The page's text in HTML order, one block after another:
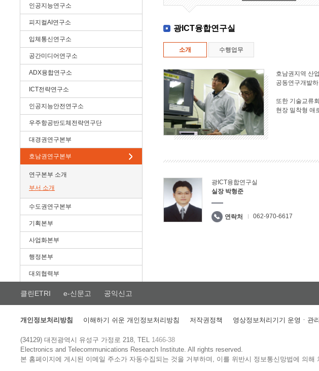
인공지능연구소
피지컬AI연구소
입체통신연구소
공간미디어연구소
ADX융합연구소
ICT전략연구소
인공지능안전연구소
우주항공반도체전략연구단
대경권연구본부
호남권연구본부
연구본부 소개
부서 소개
수도권연구본부
기획본부
사업화본부
행정본부
대외협력부
광ICT융합연구실
소개 수행업무
호남권지역 산
공동연구개발
또한 기술교류
현장 밀착형 애
광ICT융합연구실
실장 박형준
연락처 062-970-6617
클린ETRI e-신문고 공익신고
개인정보처리방침 이해하기 쉬운 개인정보처리방침 저작권정책 영상정보처리기기 운영ㆍ관
(34129) 대전광역시 유성구 가정로 218, TEL 1466-38
Electronics and Telecommunications Research Institute.All rights reserved.
본 홈페이지에 게시된 이메일 주소가 자동수집되는 것을 거부하며, 이를 위반시 정보통신망법에 의해